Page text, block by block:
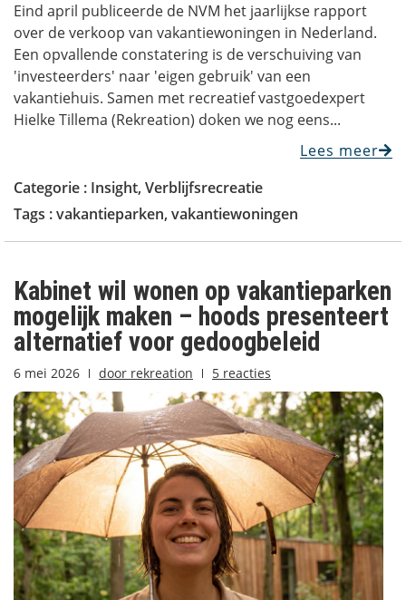
Eind april publiceerde de NVM het jaarlijkse rapport
over de verkoop van vakantiewoningen in Nederland.
Een opvallende constatering is de verschuiving van
'investeerders' naar 'eigen gebruik' van een
vakantiehuis. Samen met recreatief vastgoedexpert
Hielke Tillema (Rekreation) doken we nog eens...
Lees meer
Categorie : Insight, Verblijfsrecreatie
Tags :vakantieparken, vakantiewoningen
Kabinet wil wonen op vakantieparken
mogelijk maken – hoods presenteert
alternatief voor gedoogbeleid
6 mei 2026 door rekreation 5 reacties